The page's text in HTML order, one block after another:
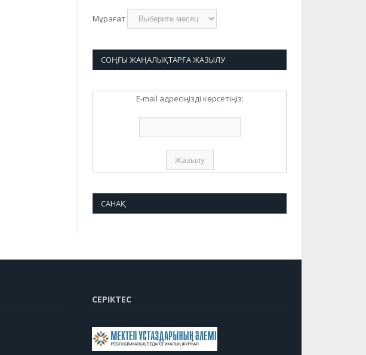
Мұрағат
СОҢҒЫ ЖАҢАЛЫҚТАРҒА ЖАЗЫЛУ
E-mail адресіңізді көрсетіңіз:
САНАҚ
СЕРІКТЕС